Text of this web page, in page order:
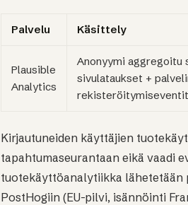
Palvelu Käsittely
Plausible
Analytics
Anonyymi aggregoitu
sivulataukset +
Kirjautuneiden käyttäjien
tapahtumaseurantaan eikä vaadi
tuotekäyttöanalytiikka lähetetään
PostHogiin (EU-pilvi, isännöinti